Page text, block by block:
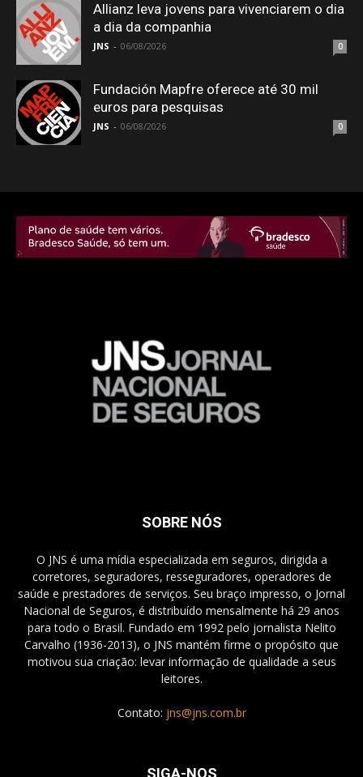
Allianz leva jovens para vivenciarem o dia
a dia da companhia
JNS - 06/08/2026 0
Fundación Mapfre oferece até 30 mil
euros para pesquisas
JNS - 06/08/2026 0
SOBRE NÓS
O JNS é uma mídia especializada em seguros, dirigida a
corretores, seguradores, resseguradores, operadores de
saúde e prestadores de serviços. Seu braço impresso, o Jornal
Nacional de Seguros, é distribuído mensalmente há 29 anos
para todo o Brasil. Fundado em 1992 pelo jornalista Nelito
Carvalho (1936-2013), o JNS mantém firme o propósito que
motivou sua criação: levar informação de qualidade a seus
leitores.
Contato: jns@jns.com.br
SIGA-NOS